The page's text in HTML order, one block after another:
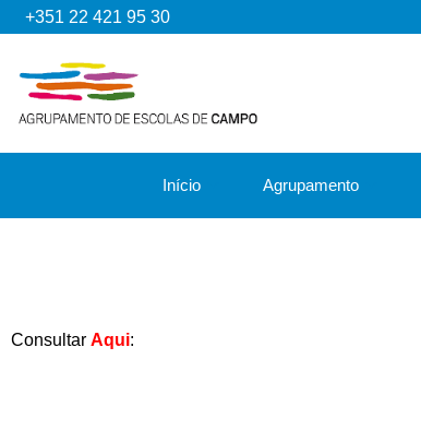
+351 22 421 95 30
Início Agrupamento
Consultar Aqui: